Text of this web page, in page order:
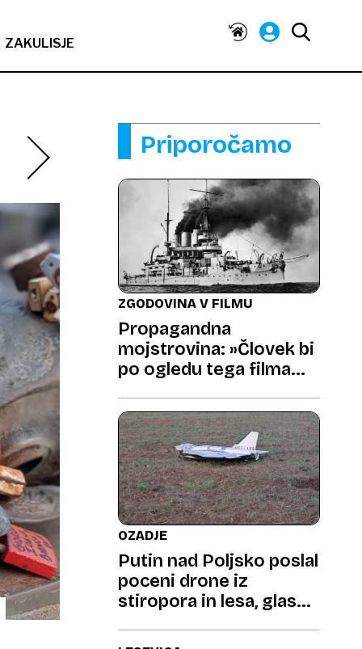
ZAKULISJE
Priporočamo
ZGODOVINA V FILMU
Propagandna
mojstrovina: »Človek bi
po ogledu tega filma
OZADJE
Putin nad Poljsko poslal
poceni drone iz
stiropora in lesa, glasne